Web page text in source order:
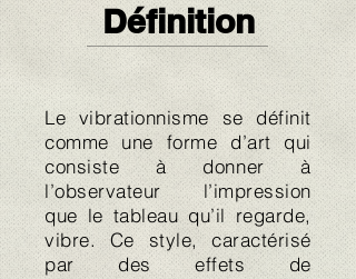
Définition
Le vibrationnisme se définit
comme une forme d’art qui
consiste à donner à
l’observateur l’impression
que le tableau qu’il regarde,
vibre. Ce style, caractérisé
par des effets de